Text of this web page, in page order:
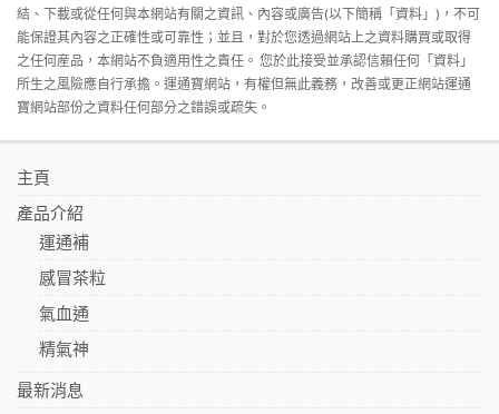
結、下載或從任何與本網站有關之資訊、內容或廣告(以下簡稱「資料」)，不可
能保證其內容之正確性或可靠性；並且，對於您透過網站上之資料購買或取得
之任何産品，本網站不負適用性之責任。 您於此接受並承認信賴任何「資料」
所生之風險應自行承擔。運通寶網站，有權但無此義務，改善或更正網站運通
寶網站部份之資料任何部分之錯誤或疏失。
主頁
產品介紹
運通補
感冒茶粒
氣血通
精氣神
最新消息